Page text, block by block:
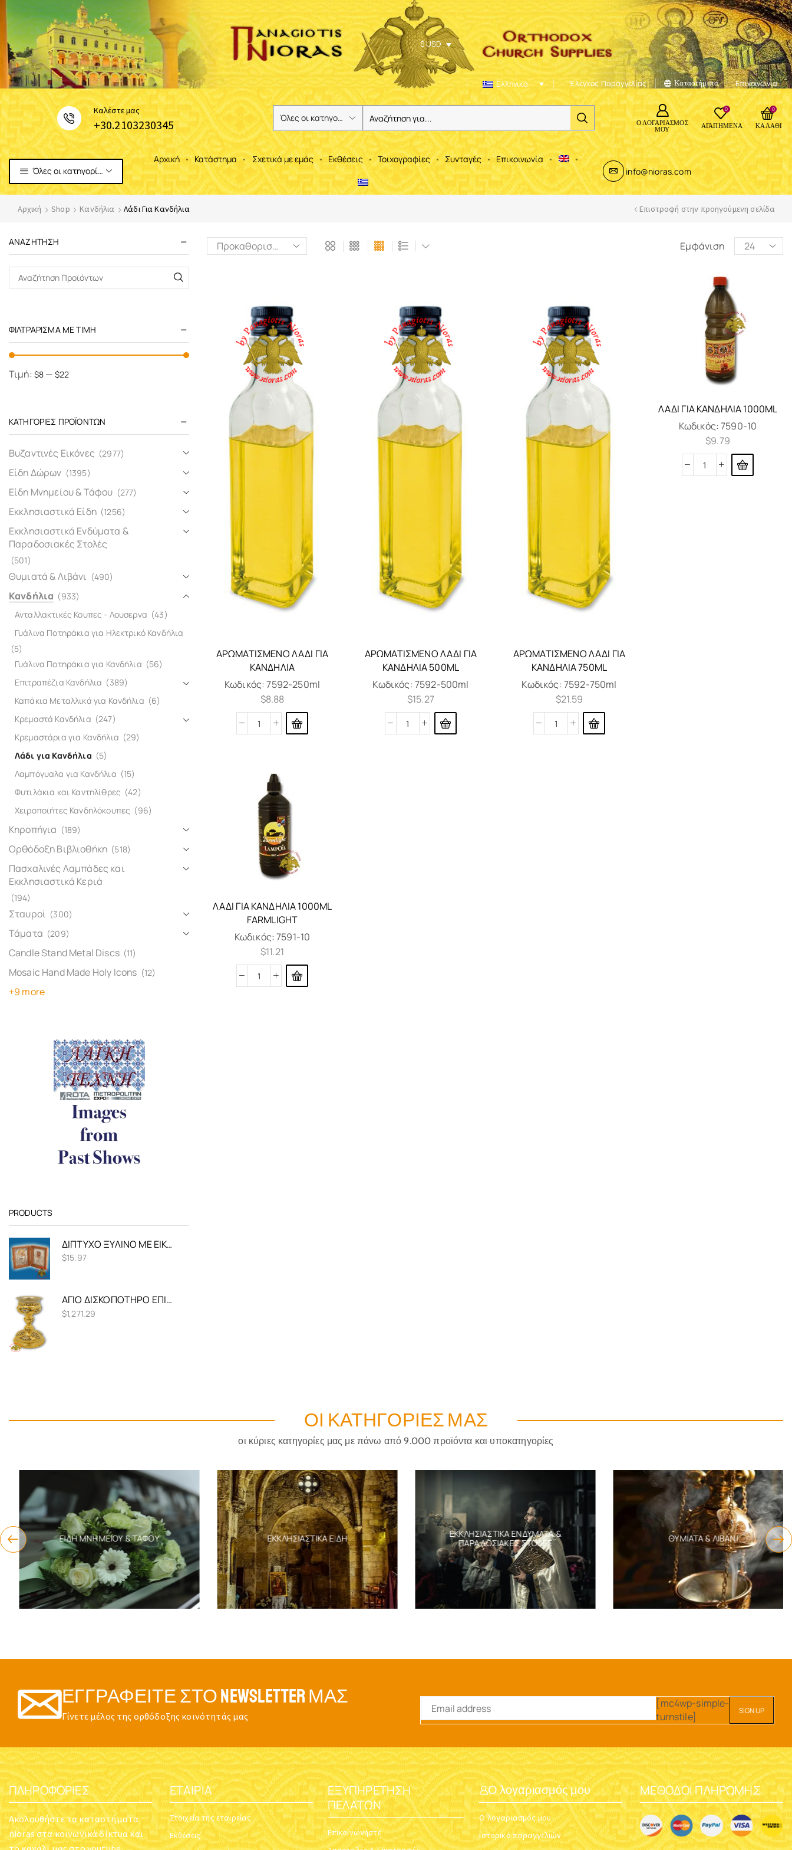
$ USD
Ελληνικά Έλεγχος Παραγγελίας Καταστήματα Επικοινωνία
Καλέστε μας
+30.2103230345
Ο ΛΟΓΑΡΙΑΣΜΌΣ
ΜΟΥ
0
ΑΓΑΠΗΜΈΝΑ
0
ΚΑΛΆΘΙ
Όλες οι κατηγορίες
Αρχική Κατάστημα Σχετικά με εμάς Εκθέσεις Τοιχογραφίες Συνταγές
Επικοινωνία
info@nioras.com
Αρχική Shop Κανδήλια Λάδι Για Κανδήλια Επιστροφή στην προηγούμενη σελίδα
Εμφάνιση
ΑΡΩΜΑΤΙΣΜΈΝΟ ΛΆΔΙ ΓΙΑ
ΚΑΝΔΉΛΙΑ
Κωδικός:7592-250ml
$8.88
ΑΡΩΜΑΤΙΣΜΈΝΟ ΛΆΔΙ ΓΙΑ
ΚΑΝΔΉΛΙΑ 500ML
Κωδικός: 7592-500ml
$15.27
ΑΡΩΜΑΤΙΣΜΈΝΟ ΛΆΔΙ ΓΙΑ
ΚΑΝΔΉΛΙΑ 750ML
Κωδικός: 7592-750ml
$21.59
ΛΆΔΙ ΓΙΑ ΚΑΝΔΉΛΙΑ 1000ML
Κωδικός:7590-10
$9.79
ΛΆΔΙ ΓΙΑ ΚΑΝΔΉΛΙΑ 1000ML
FARMLIGHT
Κωδικός:7591-10
$11.21
ΑΝΑΖΉΤΗΣΗ
ΦΙΛΤΡΆΡΙΣΜΑ ΜΕ ΤΙΜΉ
Τιμή: $8 — $22
ΚΑΤΗΓΟΡΊΕΣ ΠΡΟΪΌΝΤΩΝ
Βυζαντινές Εικόνες (2977)
Είδη Δώρων (1395)
Είδη Μνημείου & Τάφου (277)
Εκκλησιαστικά Είδη (1256)
Εκκλησιαστικά Ενδύματα &
Παραδοσιακές Στολές
(501)
Θυμιατά & Λιβάνι (490)
Κανδήλια (933)
Ανταλλακτικές Κουπες - Λουσερνα (43)
Γυάλινα Ποτηράκια για Ηλεκτρικό Κανδήλια
(5)
Γυάλινα Ποτηράκια για Κανδήλια (56)
Επιτραπέζια Κανδήλια (389)
Καπάκια Μεταλλικά για Κανδήλια (6)
Κρεμαστά Κανδήλια (247)
Κρεμαστάρια για Κανδήλια (29)
Λάδι για Κανδήλια (5)
Λαμπόγυαλα για Κανδήλια (15)
Φυτιλάκια και Καντηλίθρες (42)
Χειροποιήτες Κανδηλόκουπες (96)
Κηροπήγια (189)
Ορθόδοξη Βιβλιοθήκη (518)
Πασχαλινές Λαμπάδες και
Εκκλησιαστικά Κεριά
(194)
Σταυροί (300)
Τάματα (209)
Candle Stand Metal Discs (11)
Mosaic Hand Made Holy Icons (12)
+9 more
PRODUCTS
ΔΊΠΤΥΧΟ ΞΎΛΙΝΟ ΜΕ ΕΙΚΌΝΑ ΜΕΤΑΛΛΙΚΉ 9Χ12Χ3ΕΚ
$15.97
ΆΓΙΟ ΔΙΣΚΟΠΌΤΗΡΟ ΕΠΊΧΡΥΣΟ ΜΕ ΣΜΆΛΤΟ 30ΕΚ
$1,271.29
ΟΙ ΚΑΤΗΓΟΡΊΕΣ ΜΑΣ
οι κύριες κατηγορίες μας με πάνω από 9.000 προϊόντα και υποκατηγορίες
ΕΊΔΗ ΜΝΗΜΕΊΟΥ & ΤΆΦΟΥ ΕΚΚΛΗΣΙΑΣΤΙΚΆ ΕΊΔΗ
ΕΚΚΛΗΣΙΑΣΤΙΚΆ ΕΝΔΎΜΑΤΑ &
ΠΑΡΑΔΟΣΙΑΚΈΣ ΣΤΟΛΈΣ
ΘΥΜΙΑΤΆ & ΛΙΒΆΝΙ
ΕΓΓΡΑΦΕΊΤΕ ΣΤΟ NEWSLETTER ΜΑΣ
Γίνετε μέλος της ορθόδοξης κοινότητάς μας
[mc4wp-simple-
turnstile]
ΠΛΗΡΟΦΟΡΊΕΣ
Ακολουθήστε τα καταστήματα
nioras στα κοινωνικά δίκτυα και
ΕΤΑΙΡΊΑ
Στοιχεία της εταιρείας
Εκθέσεις
ΕΞΥΠΗΡΈΤΗΣΗ
ΠΕΛΑΤΏΝ
Επικοινωνήστε
Ο λογαριασμός μου
Ο λογαριασμός μου
Ιστορικό παραγγελιών
ΜΈΘΟΔΟΙ ΠΛΗΡΩΜΉΣ